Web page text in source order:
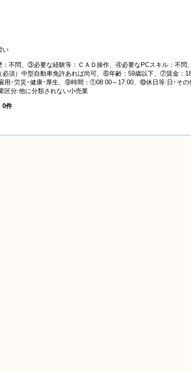
い
不問、③必要な経験等：ＣＡＤ操作、④必要なPCスキル：不問
必須）中型自動車免許あれば尚可、⑥年齢：59歳以下、⑦賃金：
用･労災･健康･厚生、⑨時間：①08:00～17:00、⑩休日等:日･その
区分:他に分類されない小売業
0件